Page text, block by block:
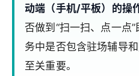
动端（手机/平板）的操
否做到“扫一扫、点一点
务中是否包含驻场辅导
至关重要。